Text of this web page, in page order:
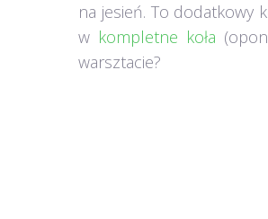
na jesień. To dodatkowy
w kompletne koła
warsztacie?